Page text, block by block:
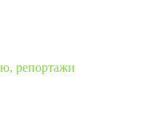
репортажи